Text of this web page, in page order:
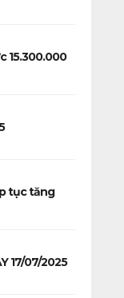
15.300.000
tục tăng
17/07/2025